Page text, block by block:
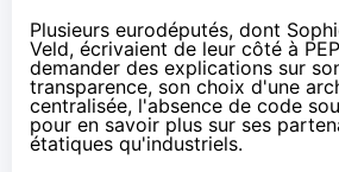
Plusieurs eurodéputés, dont
Veld, écrivaient de leur côté à
demander des explications sur
transparence, son choix d'une
centralisée, l'absence de code
pour en savoir plus sur ses
étatiques qu'industriels.